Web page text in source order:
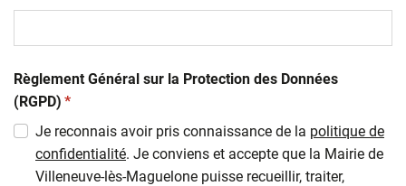
Règlement Général sur la Protection des Données
(RGPD) (obligatoire)
*
Je reconnais avoir pris connaissance de la politique de
confidentialité. Je conviens et accepte que la Mairie de
Villeneuve-lès-Maguelone puisse recueillir, traiter,